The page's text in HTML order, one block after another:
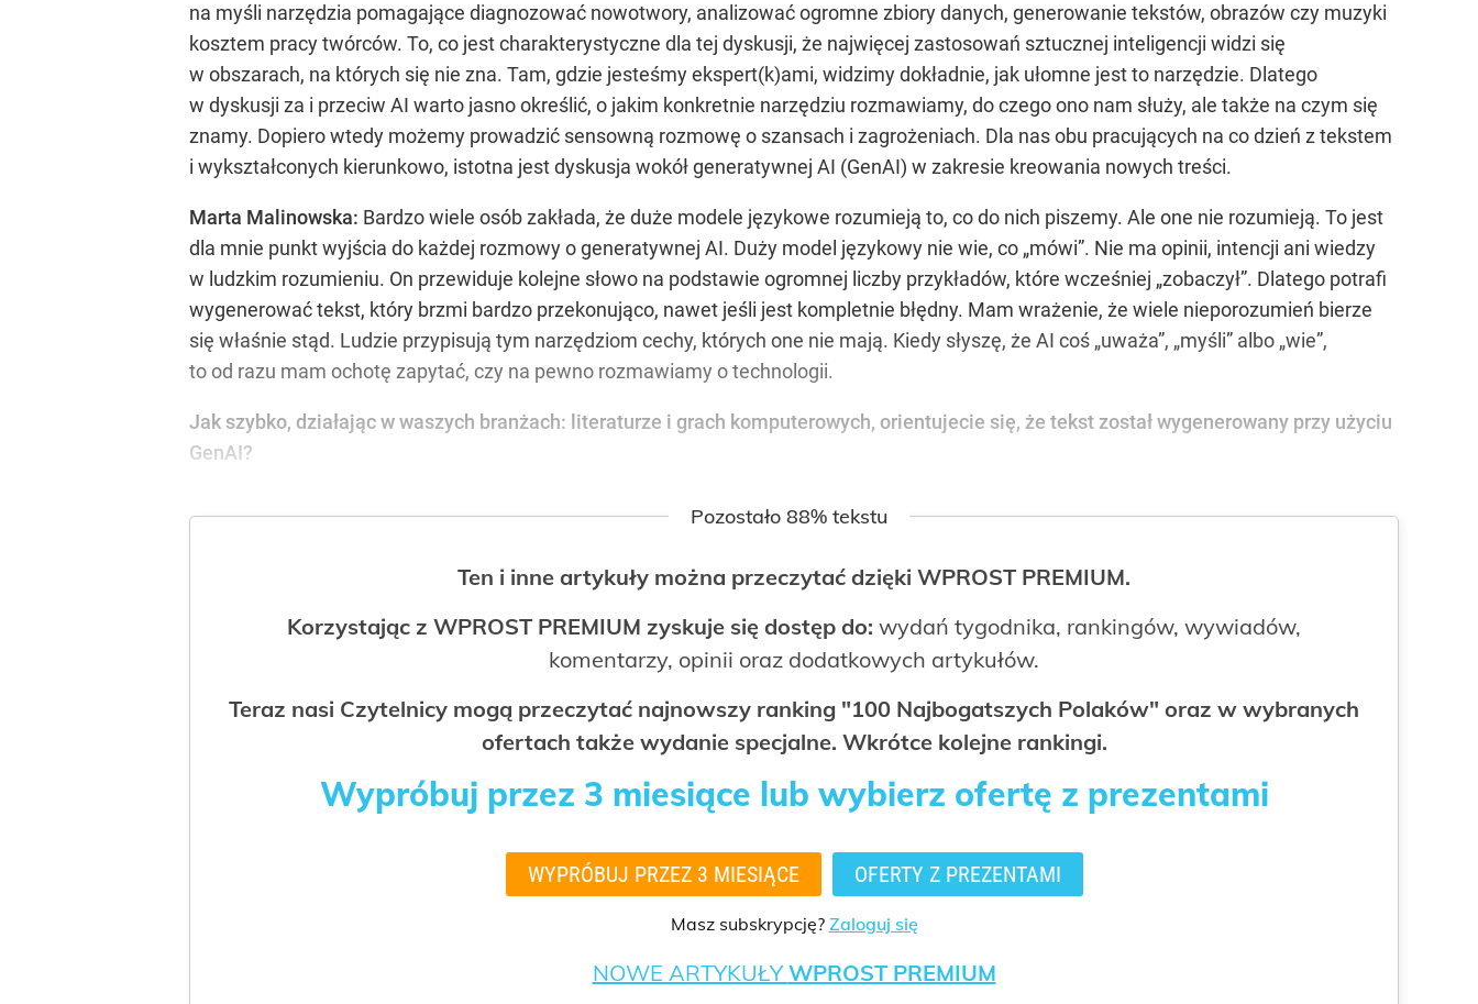
na myśli narzędzia pomagające diagnozować nowotwory, analizować ogromne zbiory danych, generowanie tekstów, obrazów czy muzyki
kosztem pracy twórców. To, co jest charakterystyczne dla tej dyskusji, że najwięcej zastosowań sztucznej inteligencji widzi się
w obszarach, na których się nie zna. Tam, gdzie jesteśmy ekspert(k)ami, widzimy dokładnie, jak ułomne jest to narzędzie. Dlatego
w dyskusji za i przeciw AI warto jasno określić, o jakim konkretnie narzędziu rozmawiamy, do czego ono nam służy, ale także na czym się
znamy. Dopiero wtedy możemy prowadzić sensowną rozmowę o szansach i zagrożeniach. Dla nas obu pracujących na co dzień z tekstem
i wykształconych kierunkowo, istotna jest dyskusja wokół generatywnej AI (GenAI) w zakresie kreowania nowych treści.
Marta Malinowska: Bardzo wiele osób zakłada, że duże modele językowe rozumieją to, co do nich piszemy. Ale one nie rozumieją. To jest
dla mnie punkt wyjścia do każdej rozmowy o generatywnej AI. Duży model językowy nie wie, co „mówi”. Nie ma opinii, intencji ani wiedzy
w ludzkim rozumieniu. On przewiduje kolejne słowo na podstawie ogromnej liczby przykładów, które wcześniej „zobaczył”. Dlatego potrafi
wygenerować tekst, który brzmi bardzo przekonująco, nawet jeśli jest kompletnie błędny. Mam wrażenie, że wiele nieporozumień bierze
się właśnie stąd. Ludzie przypisują tym narzędziom cechy, których one nie mają. Kiedy słyszę, że AI coś „uważa”, „myśli” albo „wie”,
to od razu mam ochotę zapytać, czy na pewno rozmawiamy o technologii.
Jak szybko, działając w waszych branżach: literaturze i grach komputerowych, orientujecie się, że tekst został wygenerowany przy użyciu
GenAI?
Pozostało 88% tekstu
Ten i inne artykuły można przeczytać dzięki WPROST PREMIUM.
Korzystając z WPROST PREMIUM zyskuje się dostęp do: wydań tygodnika, rankingów, wywiadów,
komentarzy, opinii oraz dodatkowych artykułów.
Teraz nasi Czytelnicy mogą przeczytać najnowszy ranking "100 Najbogatszych Polaków" oraz w wybranych
ofertach także wydanie specjalne. Wkrótce kolejne rankingi.
Wypróbuj przez 3 miesiące lub wybierz ofertę z prezentami
WYPRÓBUJ PRZEZ 3 MIESIĄCE OFERTY Z PREZENTAMI
Masz subskrypcję? Zaloguj się
NOWE ARTYKUŁYWPROST PREMIUM